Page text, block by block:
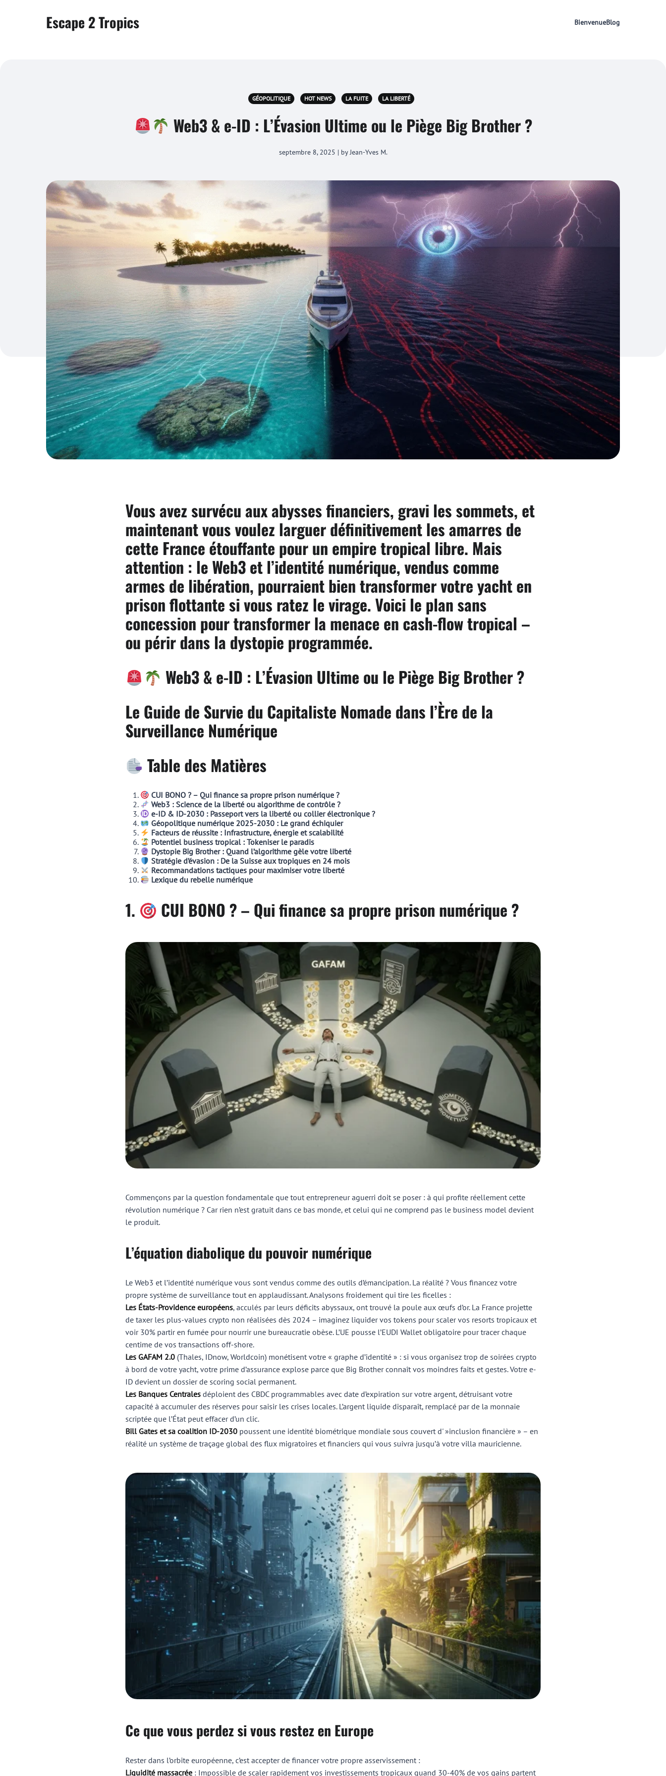
Escape 2 Tropics BienvenueBlog
GÉOPOLITIQUE HOT NEWS LA FUITE LA LIBERTÉ
Web3 & e-ID : L’Évasion Ultime ou le Piège Big Brother ?
septembre 8, 2025 | by Jean-Yves M.
Vous avez survécu aux abysses financiers, gravi les sommets, et
maintenant vous voulez larguer définitivement les amarres de
cette France étouffante pour un empire tropical libre. Mais
attention : le Web3 et l’identité numérique, vendus comme
armes de libération, pourraient bien transformer votre yacht en
prison flottante si vous ratez le virage. Voici le plan sans
concession pour transformer la menace en cash-flow tropical –
ou périr dans la dystopie programmée.
Web3 & e-ID : L’Évasion Ultime ou le Piège Big Brother ?
Le Guide de Survie du Capitaliste Nomade dans l’Ère de la
Surveillance Numérique
Table des Matières
CUI BONO ? – Qui finance sa propre prison numérique ?
Web3 : Science de la liberté ou algorithme de contrôle ?
e-ID & ID-2030 : Passeport vers la liberté ou collier électronique ?
Géopolitique numérique 2025-2030 : Le grand échiquier
Facteurs de réussite : Infrastructure, énergie et scalabilité
Potentiel business tropical : Tokeniser le paradis
Dystopie Big Brother : Quand l’algorithme gèle votre liberté
Stratégie d’évasion : De la Suisse aux tropiques en 24 mois
Recommandations tactiques pour maximiser votre liberté
Lexique du rebelle numérique
1. CUI BONO ? – Qui finance sa propre prison numérique ?
Commençons par la question fondamentale que tout entrepreneur aguerri doit se poser : à qui profite réellement cette
révolution numérique ? Car rien n’est gratuit dans ce bas monde, et celui qui ne comprend pas le business model devient
le produit.
L’équation diabolique du pouvoir numérique
Le Web3 et l’identité numérique vous sont vendus comme des outils d’émancipation. La réalité ? Vous financez votre
propre système de surveillance tout en applaudissant. Analysons froidement qui tire les ficelles :
Les États-Providence européens, acculés par leurs déficits abyssaux, ont trouvé la poule aux œufs d’or. La France projette
de taxer les plus-values crypto non réalisées dès 2024 – imaginez liquider vos tokens pour scaler vos resorts tropicaux et
voir 30% partir en fumée pour nourrir une bureaucratie obèse. L’UE pousse l’EUDI Wallet obligatoire pour tracer chaque
centime de vos transactions off-shore.
Les GAFAM 2.0 (Thales, IDnow, Worldcoin) monétisent votre « graphe d’identité » : si vous organisez trop de soirées crypto
à bord de votre yacht, votre prime d’assurance explose parce que Big Brother connaît vos moindres faits et gestes. Votre e-
ID devient un dossier de scoring social permanent.
Les Banques Centrales déploient des CBDC programmables avec date d’expiration sur votre argent, détruisant votre
capacité à accumuler des réserves pour saisir les crises locales. L’argent liquide disparaît, remplacé par de la monnaie
scriptée que l’État peut effacer d’un clic.
Bill Gates et sa coalition ID-2030 poussent une identité biométrique mondiale sous couvert d' »inclusion financière » – en
réalité un système de traçage global des flux migratoires et financiers qui vous suivra jusqu’à votre villa mauricienne.
Ce que vous perdez si vous restez en Europe
Rester dans l’orbite européenne, c’est accepter de financer votre propre asservissement :
Liquidité massacrée : Impossible de scaler rapidement vos investissements tropicaux quand 30-40% de vos gains partent